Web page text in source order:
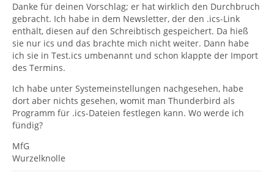
Danke für deinen Vorschlag; er hat wirklich den Durchbruch
gebracht. Ich habe in dem Newsletter, der den .ics-Link
enthält, diesen auf den Schreibtisch gespeichert. Da hieß
sie nur ics und das brachte mich nicht weiter. Dann habe
ich sie in Test.ics umbenannt und schon klappte der Import
des Termins.
Ich habe unter Systemeinstellungen nachgesehen, habe
dort aber nichts gesehen, womit man Thunderbird als
Programm für .ics-Dateien festlegen kann. Wo werde ich
fündig?
MfG
Wurzelknolle